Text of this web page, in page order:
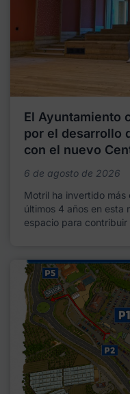
El Ayuntamiento
por el desarrollo
con el nuevo
6 de agosto de 2026
Motril ha invertido más
últimos 4 años en esta
espacio para